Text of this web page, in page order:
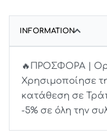
INFORMATION
🔥ΠΡΟΣΦΟΡΑ |
Χρησιμοποίησε
κατάθεση σε
-5% σε όλη την